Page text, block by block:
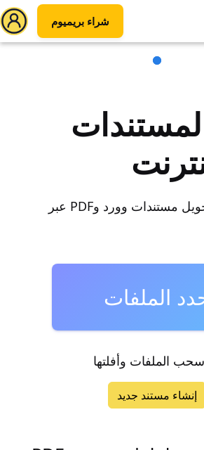
شراء بريميوم
إنشاء وتحرير وتحويل مستندات وورد وPDF عبر
الملفات
الملفات وأفلتها
إنشاء مستند جديد